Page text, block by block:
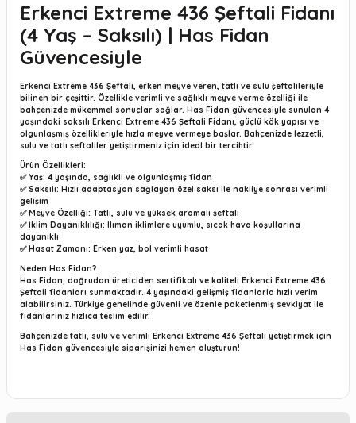
Erkenci Extreme 436 Şeftali Fidanı
(4 Yaş – Saksılı) | Has Fidan
Güvencesiyle
Erkenci Extreme 436 Şeftali, erken meyve veren, tatlı ve sulu şeftalileriyle
bilinen bir çeşittir. Özellikle verimli ve sağlıklı meyve verme özelliği ile
bahçenizde mükemmel sonuçlar sağlar. Has Fidan güvencesiyle sunulan 4
yaşındaki saksılı Erkenci Extreme 436 Şeftali Fidanı, güçlü kök yapısı ve
olgunlaşmış özellikleriyle hızla meyve vermeye başlar. Bahçenizde lezzetli,
sulu ve tatlı şeftaliler yetiştirmeniz için ideal bir tercihtir.
Ürün Özellikleri:
✅Yaş: 4 yaşında, sağlıklı ve olgunlaşmış fidan
✅Saksılı: Hızlı adaptasyon sağlayan özel saksı ile nakliye sonrası verimli
gelişim
✅Meyve Özelliği: Tatlı, sulu ve yüksek aromalı şeftali
✅İklim Dayanıklılığı: Ilıman iklimlere uyumlu, sıcak hava koşullarına
dayanıklı
✅Hasat Zamanı: Erken yaz, bol verimli hasat
Neden Has Fidan?
Has Fidan, doğrudan üreticiden sertifikalı ve kaliteli Erkenci Extreme 436
Şeftali fidanları sunmaktadır. 4 yaşındaki gelişmiş fidanlarla hızlı verim
alabilirsiniz. Türkiye genelinde güvenli ve özenle paketlenmiş sevkiyat ile
fidanlarınız hızlıca teslim edilir.
Bahçenizde tatlı, sulu ve verimli Erkenci Extreme 436 Şeftali yetiştirmek için
Has Fidan güvencesiyle siparişinizi hemen oluşturun!